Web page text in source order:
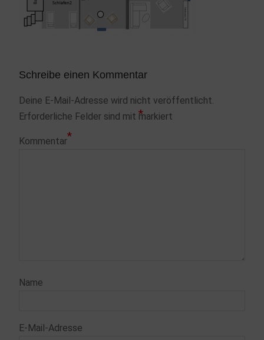
Schreibe einen Kommentar
Deine E-Mail-Adresse wird nicht veröffentlicht.
Erforderliche Felder sind mit *
markiert
Kommentar*
Name
E-Mail-Adresse